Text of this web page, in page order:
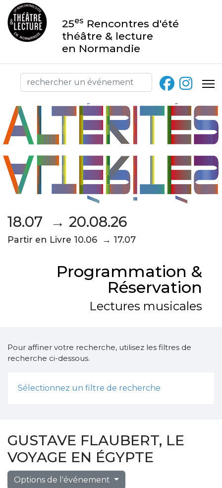
25es Rencontres d'été
théâtre & lecture
en Normandie
18.07 → 20.08.26
Partir en Livre 10.06 → 17.07
Programmation &
Réservation
Lectures musicales
Pour affiner votre recherche, utilisez les filtres de
recherche ci-dessous.
Sélectionnez un filtre de recherche
GUSTAVE FLAUBERT, LE
VOYAGE EN ÉGYPTE
Options de l'événement